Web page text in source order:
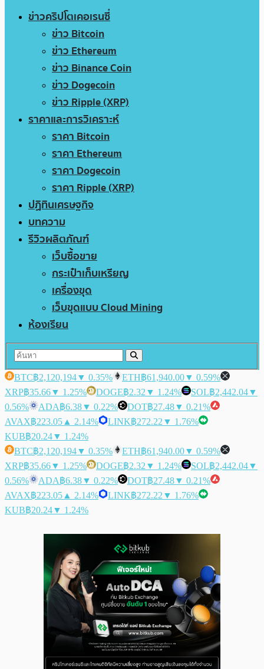
ข่าวคริปโตเคอเรนซี่
ข่าว Bitcoin
ข่าว Ethereum
ข่าว Binance Coin
ข่าว Dogecoin
ข่าว Ripple (XRP)
ราคาและการวิเคราะห์
ราคา Bitcoin
ราคา Ethereum
ราคา Dogecoin
ราคา Ripple (XRP)
ปฏิทินเศรษฐกิจ
บทความ
รีวิวผลิตภัณฑ์
เว็บซื้อขาย
กระเป๋าเก็บเหรียญ
เครื่องขุด
เว็บขุดแบบ Cloud Mining
ห้องเรียน
BTC฿2,120,194▼ 0.35% ETH฿61,940.00▼ 0.59%
XRP฿35.66▼ 1.25% DOGE฿2.32 ▼ 1.24% SOL฿2,442.04▼
0.56%
ADA฿6.38▼ 0.22% DOT฿27.48▼ 0.21%
AVAX฿223.05 ▲ 2.14% LINK฿272.22 ▼ 1.76%
KUB฿20.24▼ 1.24%
BTC฿2,120,194▼ 0.35% ETH฿61,940.00▼ 0.59%
XRP฿35.66▼ 1.25% DOGE฿2.32 ▼ 1.24% SOL฿2,442.04▼
0.56%
ADA฿6.38▼ 0.22% DOT฿27.48▼ 0.21%
AVAX฿223.05 ▲ 2.14% LINK฿272.22 ▼ 1.76%
KUB฿20.24▼ 1.24%